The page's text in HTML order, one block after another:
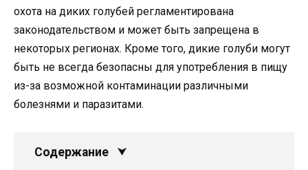
охота на диких голубей регламентирована
законодательством и может быть запрещена в
некоторых регионах. Кроме того, дикие голуби могут
быть не всегда безопасны для употребления в пищу
из-за возможной контаминации различными
болезнями и паразитами.
Содержание